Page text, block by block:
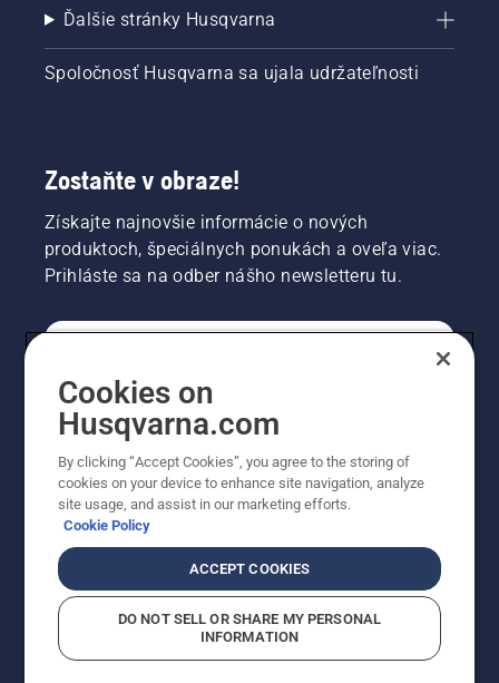
Ďalšie stránky Husqvarna
Spoločnosť Husqvarna sa ujala udržateľnosti
Zostaňte v obraze!
Získajte najnovšie informácie o nových
produktoch, špeciálnych ponukách a oveľa viac.
Prihláste sa na odber nášho newsletteru tu.
PROFESIONÁLNE
Cookies on
Husqvarna.com
By clicking “Accept Cookies”, you agree to the storing of
cookies on your device to enhance site navigation, analyze
site usage, and assist in our marketing efforts.
Cookie Policy
ACCEPT COOKIES
DO NOT SELL OR SHARE MY PERSONAL
INFORMATION